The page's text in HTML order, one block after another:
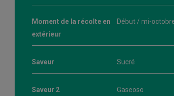
Moment de la récolte en
extérieur
Début / mi-
Saveur Sucré
Saveur 2 Gaseoso